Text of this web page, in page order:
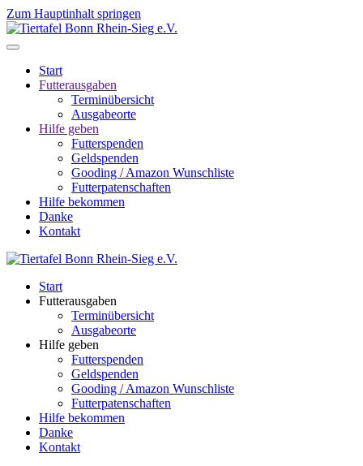
Zum Hauptinhalt springen
Start
Futterausgaben
Terminübersicht
Ausgabeorte
Hilfe geben
Futterspenden
Geldspenden
Gooding / Amazon Wunschliste
Futterpatenschaften
Hilfe bekommen
Danke
Kontakt
Start
Futterausgaben
Terminübersicht
Ausgabeorte
Hilfe geben
Futterspenden
Geldspenden
Gooding / Amazon Wunschliste
Futterpatenschaften
Hilfe bekommen
Danke
Kontakt